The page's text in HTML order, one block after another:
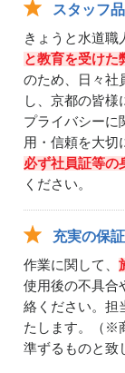
スタッフ
きょうと水道職
と教育を受けた
のため、日々社
し、京都の皆様
プライバシーに
用・信頼を大切
必ず社員証等の
ください。
充実の保
作業に関して、
使用後の不具合
絡ください。担
たします。（※
準ずるものと致